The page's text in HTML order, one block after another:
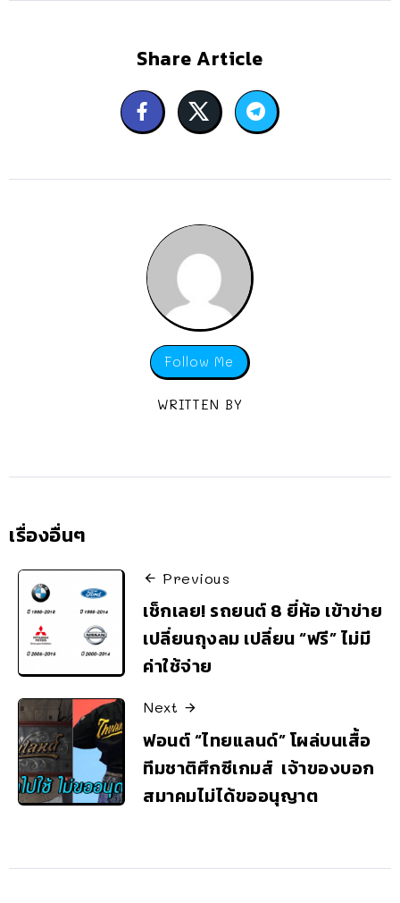
Share Article
Follow Me
WRITTEN BY
เรื่องอื่นๆ
Previous
เช็กเลย! รถยนต์ 8 ยี่ห้อ เข้าข่าย
เปลี่ยนถุงลม เปลี่ยน “ฟรี” ไม่มี
ค่าใช้จ่าย
Next
ฟอนต์ “ไทยแลนด์” โผล่บนเสื้อ
ทีมชาติศึกซีเกมส์ เจ้าของบอก
สมาคมไม่ได้ขออนุญาต